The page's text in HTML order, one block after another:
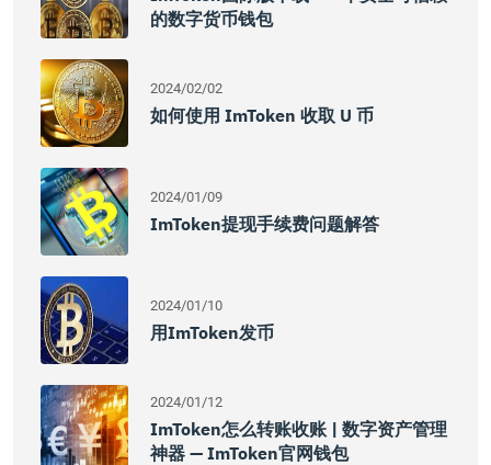
的数字货币钱包
2024/02/02
如何使用 ImToken 收取 U 币
2024/01/09
ImToken提现手续费问题解答
2024/01/10
用imToken发币
2024/01/12
ImToken怎么转账收账 | 数字资产管理
神器 — ImToken官网钱包